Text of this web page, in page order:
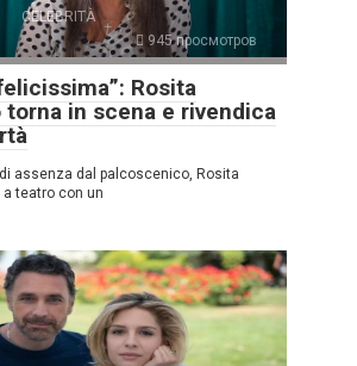
CELEBRITÀ
945 просмотров
Rosita
torna in scena e rivendica
assenza dal palcoscenico, Rosita
teatro con un